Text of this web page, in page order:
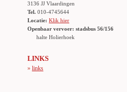
3136 JJ Vlaardingen
Tel. 010-4745644
Locatie: Klik hier
Openbaar vervoer: stadsbus 56/156
halte Holierhoek
LINKS
»links